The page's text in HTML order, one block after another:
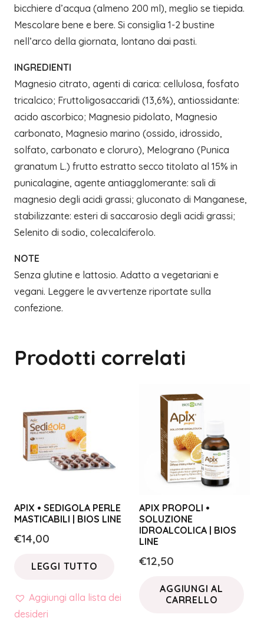
bicchiere d’acqua (almeno 200 ml), meglio se tiepida.
Mescolare bene e bere. Si consiglia 1-2 bustine
nell’arco della giornata, lontano dai pasti.
INGREDIENTI
Magnesio citrato, agenti di carica: cellulosa, fosfato
tricalcico; Fruttoligosaccaridi (13,6%), antiossidante:
acido ascorbico; Magnesio pidolato, Magnesio
carbonato, Magnesio marino (ossido, idrossido,
solfato, carbonato e cloruro), Melograno (Punica
granatum L.) frutto estratto secco titolato al 15% in
punicalagine, agente antiagglomerante: sali di
magnesio degli acidi grassi; gluconato di Manganese,
stabilizzante: esteri di saccarosio degli acidi grassi;
Selenito di sodio, colecalciferolo.
NOTE
Senza glutine e lattosio. Adatto a vegetariani e
vegani. Leggere le avvertenze riportate sulla
confezione.
Prodotti correlati
APIX • SEDIGOLA PERLE
MASTICABILI | BIOS LINE
€14,00
LEGGI TUTTO
Aggiungi alla lista dei
desideri
APIX PROPOLI •
SOLUZIONE
IDROALCOLICA | BIOS
LINE
€12,50
AGGIUNGI AL
CARRELLO